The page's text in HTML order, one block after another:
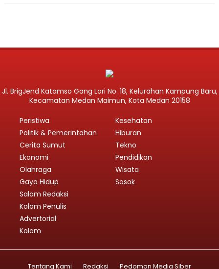
Jl. BrigJend Katamso Gang Lori No. 18, Kelurahan Kampung Baru,
Kecamatan Medan Maimun, Kota Medan 20158
Peristiwa
Politik & Pemerintahan
Cerita Sumut
Ekonomi
Olahraga
Gaya Hidup
Kesehatan
Hiburan
Tekno
Pendidikan
Wisata
Sosok
Salam Redaksi
Kolom Penulis
Advertorial
Kolom
Tentang Kami Redaksi Pedoman Media Siber